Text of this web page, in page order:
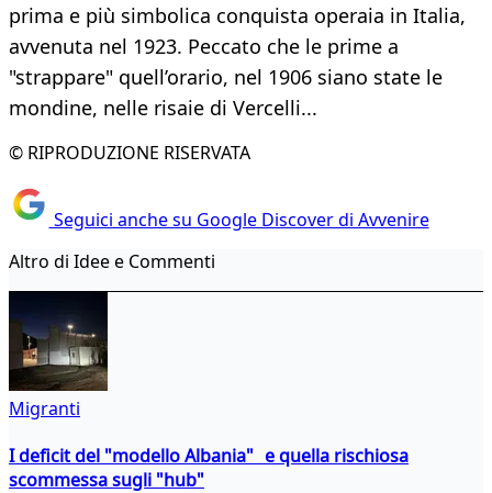
prima e più simbolica conquista operaia in Italia,
avvenuta nel 1923. Peccato che le prime a
"strappare" quell’orario, nel 1906 siano state le
mondine, nelle risaie di Vercelli...
© RIPRODUZIONE RISERVATA
Seguici anche su Google Discover di Avvenire
Altro di Idee e Commenti
Migranti
I deficit del "modello Albania" e quella rischiosa
scommessa sugli "hub"